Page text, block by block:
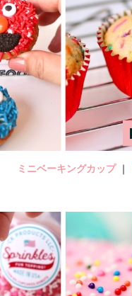
ミニベーキングカップ｜